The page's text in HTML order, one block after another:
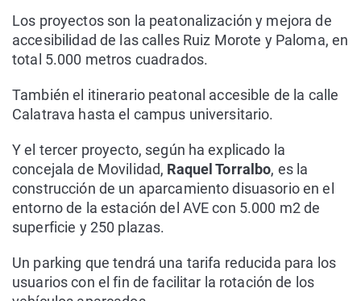
Los proyectos son la peatonalización y mejora de
accesibilidad de las calles Ruiz Morote y Paloma, en
total 5.000 metros cuadrados.
También el itinerario peatonal accesible de la calle
Calatrava hasta el campus universitario.
Y el tercer proyecto, según ha explicado la
concejala de Movilidad, Raquel Torralbo, es la
construcción de un aparcamiento disuasorio en el
entorno de la estación del AVE con 5.000 m2 de
superficie y 250 plazas.
Un parking que tendrá una tarifa reducida para los
usuarios con el fin de facilitar la rotación de los